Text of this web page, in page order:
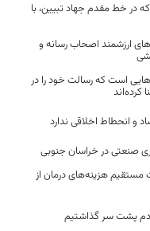
در خط مقدم جهاد تبیین، با
ارزشمند اصحاب رسانه و
است که رسالت خود را در
و انحطاط اخلاقی ندارد
صنعتی در خراسان جنوبی
هزینه‌های درمان از
پشت سر گذاشتیم